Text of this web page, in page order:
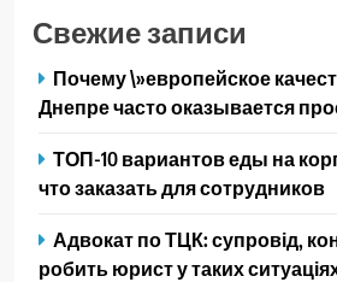
Свежие записи
Почему \»европейское
Днепре часто оказывается
ТОП-10 вариантов еды на
что заказать для сотрудников
Адвокат по ТЦК: супровід,
робить юрист у таких